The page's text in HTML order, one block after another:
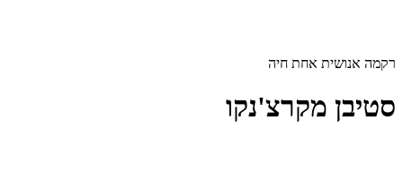
רקמה אנושית אחת חיה
סטיבן מקרצ'נקו